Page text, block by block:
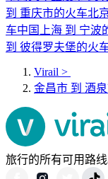
到 重庆市的火车北
车中国上海 到 宁波
到 彼得罗夫堡的火
Virail >
金昌市 到 酒
旅行的所有可用路线